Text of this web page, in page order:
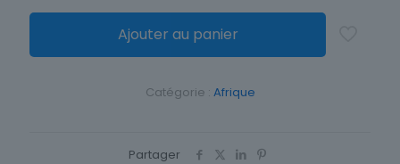
Ajouter au panier
Catégorie : Afrique
Partager